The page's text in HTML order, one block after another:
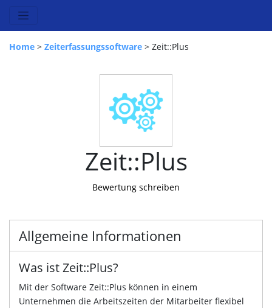
Home > Zeiterfassungssoftware > Zeit::Plus
Zeit::Plus
Bewertung schreiben
Allgemeine Informationen
Was ist Zeit::Plus?
Mit der Software Zeit::Plus können in einem
Unternehmen die Arbeitszeiten der Mitarbeiter flexibel